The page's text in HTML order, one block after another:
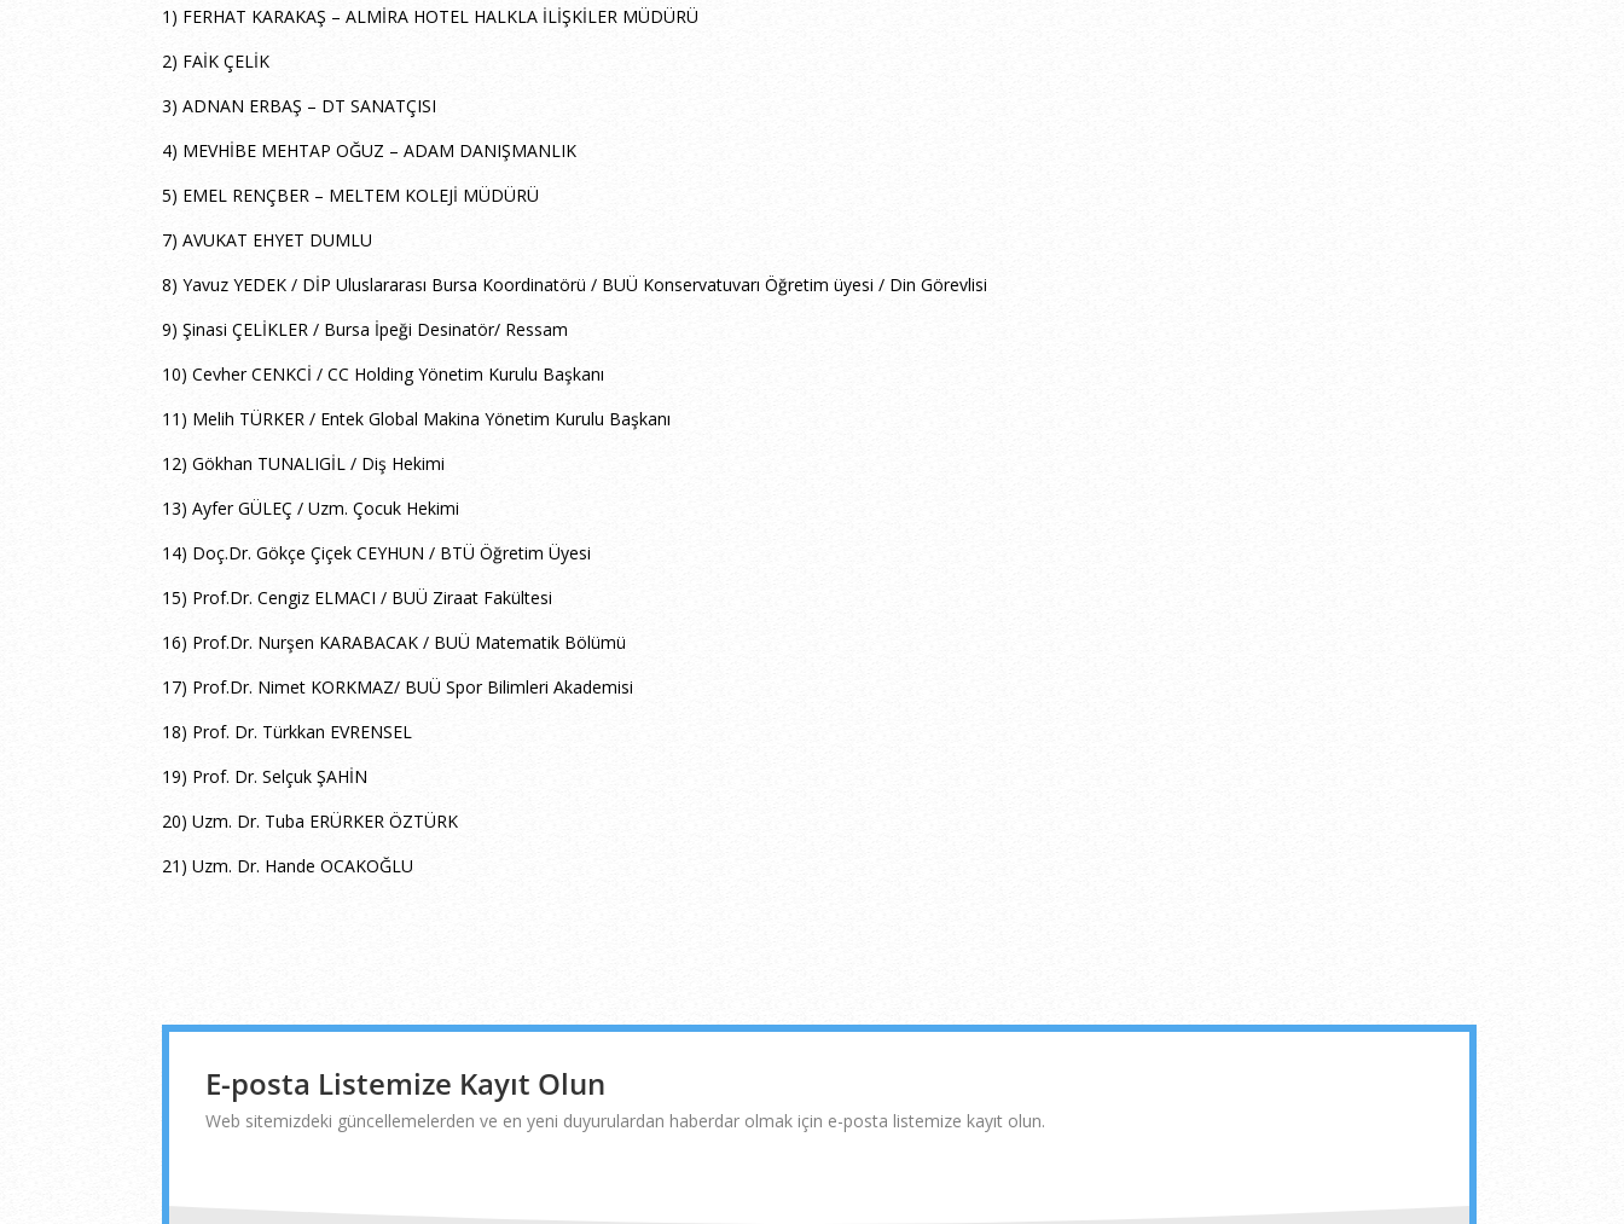
1) FERHAT KARAKAŞ – ALMİRA HOTEL HALKLA İLİŞKİLER MÜDÜRÜ
2) FAİK ÇELİK
3) ADNAN ERBAŞ – DT SANATÇISI
4) MEVHİBE MEHTAP OĞUZ – ADAM DANIŞMANLIK
5) EMEL RENÇBER – MELTEM KOLEJİ MÜDÜRÜ
7) AVUKAT EHYET DUMLU
8) Yavuz YEDEK / DİP Uluslararası Bursa Koordinatörü / BUÜ Konservatuvarı Öğretim üyesi / Din Görevlisi
9) Şinasi ÇELİKLER / Bursa İpeği Desinatör/ Ressam
10) Cevher CENKCİ / CC Holding Yönetim Kurulu Başkanı
11) Melih TÜRKER / Entek Global Makina Yönetim Kurulu Başkanı
12) Gökhan TUNALIGİL / Diş Hekimi
13) Ayfer GÜLEÇ / Uzm. Çocuk Hekimi
14) Doç.Dr. Gökçe Çiçek CEYHUN / BTÜ Öğretim Üyesi
15) Prof.Dr. Cengiz ELMACI / BUÜ Ziraat Fakültesi
16) Prof.Dr. Nurşen KARABACAK / BUÜ Matematik Bölümü
17) Prof.Dr. Nimet KORKMAZ/ BUÜ Spor Bilimleri Akademisi
18) Prof. Dr. Türkkan EVRENSEL
19) Prof. Dr. Selçuk ŞAHİN
20) Uzm. Dr. Tuba ERÜRKER ÖZTÜRK
21) Uzm. Dr. Hande OCAKOĞLU
E-posta Listemize Kayıt Olun
Web sitemizdeki güncellemelerden ve en yeni duyurulardan haberdar olmak için e-posta listemize kayıt olun.